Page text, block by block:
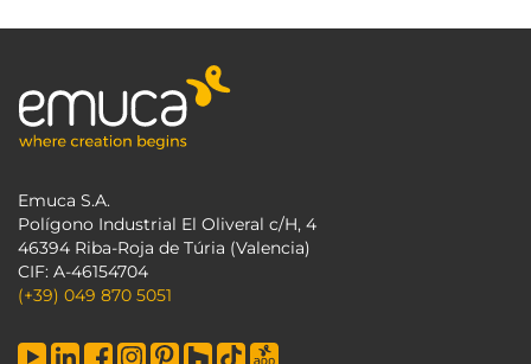
Emuca S.A.
Polígono Industrial El Oliveral c/H, 4
46394 Riba-Roja de Túria (Valencia)
CIF: A-46154704
(+39) 049 870 5051